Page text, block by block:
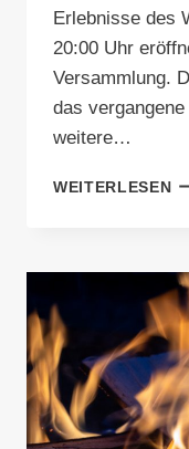
Erlebnisse des
20:00 Uhr
Versammlung.
das
weitere…
WEITERLESEN